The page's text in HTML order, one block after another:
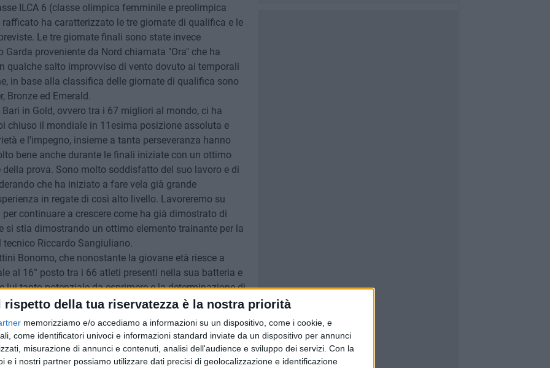
rispetto della tua riservatezza è la nostra priorità
memorizziamo e/o accediamo a informazioni su un dispositivo, come i cookie, e
come identificatori univoci e informazioni standard inviate da un dispositivo per annunci
misurazione di annunci e contenuti, analisi dell'audience e sviluppo dei servizi. Con la
e i nostri partner possiamo utilizzare dati precisi di geolocalizzazione e identificazione
ILCA 6 (classe olimpica femminile e preolimpica
ha caratterizzato le tre giornate di qualifica e le
Le tre giornate finali sono state invece
proveniente da Nord chiamata "Ora" che ha
qualche salto improvviso di vento dovuto ai temporali
in base alla classifica delle giornate di qualifica sono
Bronze ed Emerald.
in Gold, ovvero tra i 67 migliori al mondo, ci ha
chiuso il mondiale in 11esima posizione assoluta e
e l'impegno, insieme a tanta perseveranza hanno
bene anche durante le finali iniziate con un ottimo
prova. Sono molto soddisfatto del suo lavoro e di
che ha iniziato a fare vela già grande
in regate di così alto livello. Lavoreremo su
continuare a crescere come ha già dimostrato di
si stia dimostrando un ottimo elemento trainante per la
Riccardo Sangiuliano.
Bonomo, che nonostante la giovane età riesce a
al 16° posto tra i 66 atleti presenti nella sua batteria e
lui tanto potenziale da esprimere e la determinazione di
compagni di squadra Alberto Divella e Pietro Paolo
hanno concluso la regata rispettivamente al 146⁰ e al
in ILCA 6, c'era un altro atleta del CV Bari